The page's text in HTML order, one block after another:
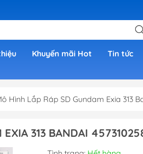
Khuyến mãi Hot Tin tức
Grade )
Hình Lắp Ráp SD Gundam Exia 313
313 BANDAI